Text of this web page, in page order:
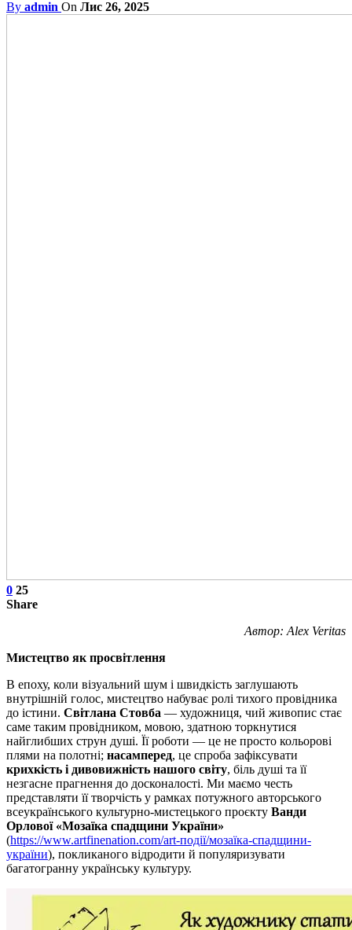
By admin On Лис 26, 2025
0 25
Share
Автор: Alex Veritas
Мистецтво як просвітлення
В епоху, коли візуальний шум і швидкість заглушають
внутрішній голос, мистецтво набуває ролі тихого провідника
до істини. Світлана Стовба — художниця, чий живопис стає
саме таким провідником, мовою, здатною торкнутися
найглибших струн душі. Її роботи — це не просто кольорові
плями на полотні; насамперед, це спроба зафіксувати
крихкість і дивовижність нашого світу, біль душі та її
незгасне прагнення до досконалості. Ми маємо честь
представляти її творчість у рамках потужного авторського
всеукраїнського культурно-мистецького проєкту Ванди
Орлової «Мозаїка спадщини України»
(https://www.artfinenation.com/art-події/мозаїка-спадщини-
україни), покликаного відродити й популяризувати
багатогранну українську культуру.